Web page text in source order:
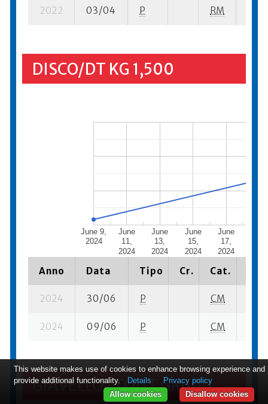
2022 03/04 P RM
DISCO/DT KG 1,500
June 9,
2024
June
11,
2024
June
13,
2024
June
15,
2024
June
17,
2024
Anno Data Tipo Cr. Cat.
2024 30/06 P CM
2024 09/06 P CM
GIAVELLOTTO/JT GR600
This website makes use of cookies to enhance browsing experience and
provide additional functionality.
Details
Privacy policy
Disallow cookies
Allow cookies